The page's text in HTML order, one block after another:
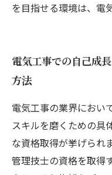
を目指せる環境は、電
電気工事での自己成
方法
電気工事の業界におい
スキルを磨くための具
な資格取得が挙げられ
管理技士の資格を取得